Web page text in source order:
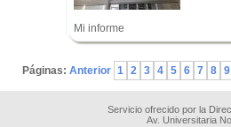
Mi informe
Páginas: Anterior 1 2 3 4 5 6 7 8 9
Servicio ofrecido por la
Av. Universitaria